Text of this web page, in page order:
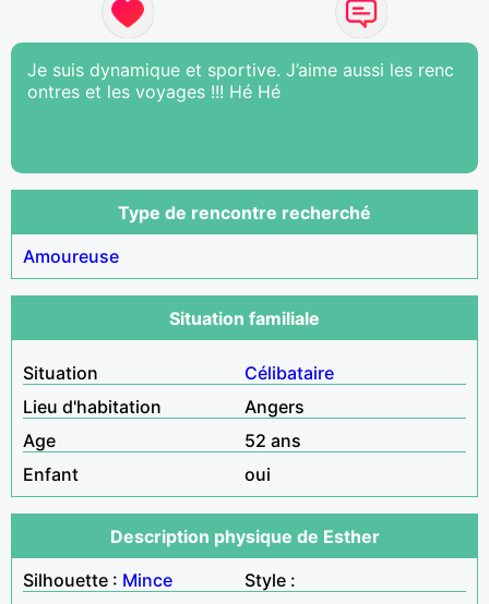
Je suis dynamique et sportive. J’aime aussi les renc
ontres et les voyages !!! Hé Hé
Type de rencontre recherché
Amoureuse
Situation familiale
Situation
Célibataire
Lieu d'habitation
Angers
Age
52 ans
Enfant
oui
Description physique de Esther
Silhouette : Mince
Style :